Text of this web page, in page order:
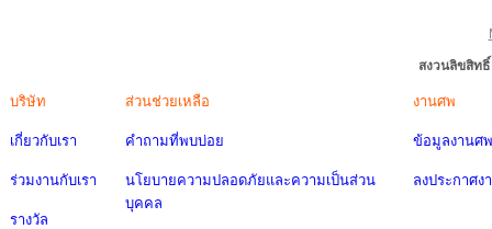
สงวนลิขสิท
บริษัท
เกี่ยวกับเรา
ร่วมงานกับเรา
รางวัล
ส่วนช่วยเหลือ
คำถามที่พบบ่อย
นโยบายความปลอดภัยและความเป็นส่วน
บุคคล
งานศพ
ข้อมูลงานศพ
ลงประกาศง